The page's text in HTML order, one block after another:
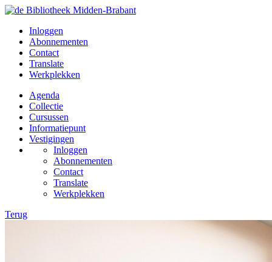
Inloggen
Abonnementen
Contact
Translate
Werkplekken
Agenda
Collectie
Cursussen
Informatiepunt
Vestigingen
Inloggen
Abonnementen
Contact
Translate
Werkplekken
Terug